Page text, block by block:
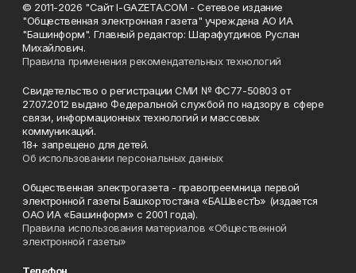
© 2011-2026 "Сайт I-GAZETA.COM - Сетевое издание
"Общественная электронная газета" учреждена АО ИА
"Башинформ". Главный редактор: Шарафутдинов Руслан
Михайлович.
Правила применения рекомендательных технологий
Свидетельство о регистрации СМИ № ФС77-50803 от
27.07.2012 выдано Федеральной службой по надзору в сфере
связи, информационных технологий и массовых
коммуникаций.
18+ запрещено для детей.
Об использовании персональных данных
Общественная электрогазета - правопреемница первой
электронной газеты Башкортостана «БАШвестЪ» (издается
ОАО ИА «Башинформ» с 2001 года).
Правила использования материалов «Общественной
электронной газеты»